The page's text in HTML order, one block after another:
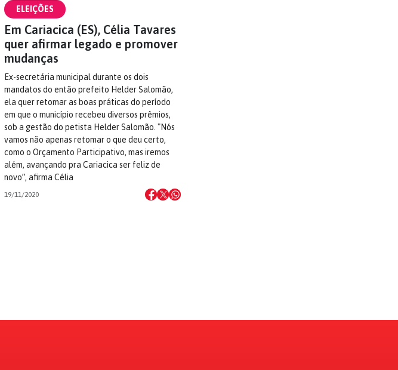
ELEIÇÕES
Em Cariacica (ES), Célia Tavares
quer afirmar legado e promover
mudanças
Ex-secretária municipal durante os dois
mandatos do então prefeito Helder Salomão,
ela quer retomar as boas práticas do período
em que o município recebeu diversos prêmios,
sob a gestão do petista Helder Salomão. "Nós
vamos não apenas retomar o que deu certo,
como o Orçamento Participativo, mas iremos
além, avançando pra Cariacica ser feliz de
novo”, afirma Célia
19/11/2020